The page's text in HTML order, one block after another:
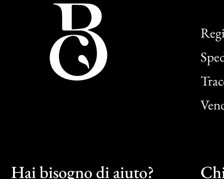
Hai bisogno di aiuto?